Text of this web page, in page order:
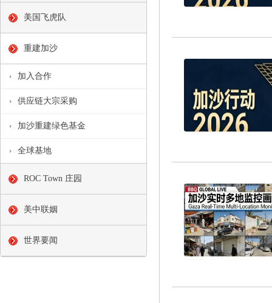
美国飞虎队
重建加沙
加入合作
供应链大宗采购
加沙重建绿色基金
全球基地
ROC Town 庄园
美中联姻
世界要闻